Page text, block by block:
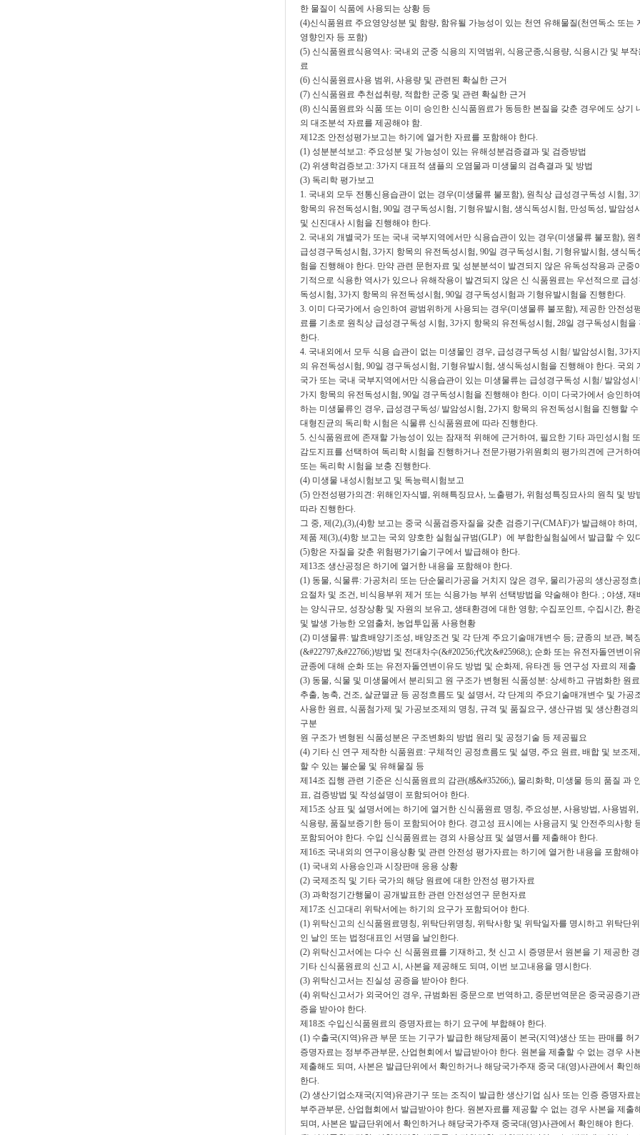
한 물질이 식품에 사용되는 상황 등
(4)신식품원료 주요영양성분 및 함량, 함유될 가능성이 있는 천연 유해물질(천연독소 또는
영향인자 등 포함)
(5) 신식품원료식용역사: 국내외 군중 식용의 지역범위, 식용군종,식용량, 식용시간 및 부작
료
(6) 신식품원료사용 범위, 사용량 및 관련된 확실한 근거
(7) 신식품원료 추천섭취량, 적합한 군중 및 관련 확실한 근거
(8) 신식품원료와 식품 또는 이미 승인한 신식품원료가 동등한 본질을 갖춘 경우에도 상기
의 대조분석 자료를 제공해야 함.
제12조 안전성평가보고는 하기에 열거한 자료를 포함해야 한다.
(1) 성분분석보고: 주요성분 및 가능성이 있는 유해성분검증결과 및 검증방법
(2) 위생학검증보고: 3가지 대표적 샘플의 오염물과 미생물의 검측결과 및 방법
(3) 독리학 평가보고
1. 국내외 모두 전통신용습관이 없는 경우(미생물류 불포함), 원칙상 급성경구독성 시험, 3
항목의 유전독성시험, 90일 경구독성시험, 기형유발시험, 생식독성시험, 만성독성, 발암성
및 신진대사 시험을 진행해야 한다.
2. 국내외 개별국가 또는 국내 국부지역에서만 식용습관이 있는 경우(미생물류 불포함), 원
급성경구독성시험, 3가지 항목의 유전독성시험, 90일 경구독성시험, 기형유발시험, 생식독
험을 진행해야 한다. 만약 관련 문헌자료 및 성분분석이 발견되지 않은 유독성작용과 군중
기적으로 식용한 역사가 있으나 유해작용이 발견되지 않은 신 식품원료는 우선적으로 급성
독성시험, 3가지 항목의 유전독성시험, 90일 경구독성시험과 기형유발시험을 진행한다.
3. 이미 다국가에서 승인하여 광범위하게 사용되는 경우(미생물류 불포함), 제공한 안전성
료를 기초로 원칙상 급성경구독성 시험, 3가지 항목의 유전독성시험, 28일 경구독성시험을
한다.
4. 국내외에서 모두 식용 습관이 없는 미생물인 경우, 급성경구독성 시험/ 발암성시험, 3가
의 유전독성시험, 90일 경구독성시험, 기형유발시험, 생식독성시험을 진행해야 한다. 국외
국가 또는 국내 국부지역에서만 식용습관이 있는 미생물류는 급성경구독성 시험/ 발암성시
가지 항목의 유전독성시험, 90일 경구독성시험을 진행해야 한다. 이미 다국가에서 승인하
하는 미생물류인 경우, 급성경구독성/ 발암성시험, 2가지 항목의 유전독성시험을 진행할 수
대형진균의 독리학 시험은 식물류 신식품원료에 따라 진행한다.
5. 신식품원료에 존재할 가능성이 있는 잠재적 위해에 근거하여, 필요한 기타 과민성시험
감도지표를 선택하여 독리학 시험을 진행하거나 전문가평가위원회의 평가의견에 근거하
또는 독리학 시험을 보충 진행한다.
(4) 미생물 내성시험보고 및 독능력시험보고
(5) 안전성평가의견: 위해인자식별, 위해특징묘사, 노출평가, 위험성특징묘사의 원칙 및 방
따라 진행한다.
그 중, 제(2),(3),(4)항 보고는 중국 식품검증자질을 갖춘 검증기구(CMAF)가 발급해야 하며,
제품 제(3),(4)항 보고는 국외 양호한 실험실규범(GLP）에 부합한실험실에서 발급할 수 있
(5)항은 자질을 갖춘 위험평가기술기구에서 발급해야 한다.
제13조 생산공정은 하기에 열거한 내용을 포함해야 한다.
(1) 동물, 식물류: 가공처리 또는 단순물리가공을 거치지 않은 경우, 물리가공의 생산공정흐
요절차 및 조건, 비식용부위 제거 또는 식용가능 부위 선택방법을 약술해야 한다. ; 야생, 재
는 양식규모, 성장상황 및 자원의 보유고, 생태환경에 대한 영향; 수집포인트, 수집시간, 환
및 발생 가능한 오염출처, 농업투입품 사용현황
(2) 미생물류: 발효배양기조성, 배양조건 및 각 단계 주요기술매개변수 등; 균종의 보관, 복
(&#22797;&#22766;)방법 및 전대차수(&#20256;代次&#25968;); 순화 또는 유전자돌연변이
균종에 대해 순화 또는 유전자돌연변이유도 방법 및 순화제, 유타겐 등 연구성 자료의 제출
(3) 동물, 식물 및 미생물에서 분리되고 원 구조가 변형된 식품성분: 상세하고 규범화한 원
추출, 농축, 건조, 살균멸균 등 공정흐름도 및 설명서, 각 단계의 주요기술매개변수 및 가공
사용한 원료, 식품첨가제 및 가공보조제의 명칭, 규격 및 품질요구, 생산규범 및 생산환경의
구분
원 구조가 변형된 식품성분은 구조변화의 방법 원리 및 공정기술 등 제공필요
(4) 기타 신 연구 제작한 식품원료: 구체적인 공정흐름도 및 설명, 주요 원료, 배합 및 보조제
할 수 있는 불순물 및 유해물질 등
제14조 집행 관련 기준은 신식품원료의 감관(感&#35266;), 물리화학, 미생물 등의 품질 과
표, 검증방법 및 작성설명이 포함되어야 한다.
제15조 상표 및 설명서에는 하기에 열거한 신식품원료 명칭, 주요성분, 사용방법, 사용범위,
식용량, 품질보증기한 등이 포함되어야 한다. 경고성 표시에는 사용금지 및 안전주의사항
포함되어야 한다. 수입 신식품원료는 경외 사용상표 및 설명서를 제출해야 한다.
제16조 국내외의 연구이용상황 및 관련 안전성 평가자료는 하기에 열거한 내용을 포함해야
(1) 국내외 사용승인과 시장판매 응용 상황
(2) 국제조직 및 기타 국가의 해당 원료에 대한 안전성 평가자료
(3) 과학정기간행물이 공개발표한 관련 안전성연구 문헌자료
제17조 신고대리 위탁서에는 하기의 요구가 포함되어야 한다.
(1) 위탁신고의 신식품원료명칭, 위탁단위명칭, 위탁사항 및 위탁일자를 명시하고 위탁단
인 날인 또는 법정대표인 서명을 날인한다.
(2) 위탁신고서에는 다수 신 식품원료를 기재하고, 첫 신고 시 증명문서 원본을 기 제공한
기타 신식품원료의 신고 시, 사본을 제공해도 되며, 이번 보고내용을 명시한다.
(3) 위탁신고서는 진실성 공증을 받아야 한다.
(4) 위탁신고서가 외국어인 경우, 규범화된 중문으로 번역하고, 중문번역문은 중국공증기
증을 받아야 한다.
제18조 수입신식품원료의 증명자료는 하기 요구에 부합해야 한다.
(1) 수출국(지역)유관 부문 또는 기구가 발급한 해당제품이 본국(지역)생산 또는 판매를 허
증명자료는 정부주관부문, 산업현회에서 발급받아야 한다. 원본을 제출할 수 없는 경우 사
제출해도 되며, 사본은 발급단위에서 확인하거나 해당국가주재 중국 대(영)사관에서 확인
한다.
(2) 생산기업소재국(지역)유관기구 또는 조직이 발급한 생산기업 심사 또는 인증 증명자료
부주관부문, 산업협회에서 발급받아야 한다. 원본자료를 제공할 수 없는 경우 사본을 제출
되며, 사본은 발급단위에서 확인하거나 해당국가주재 중국대(영)사관에서 확인해야 한다.